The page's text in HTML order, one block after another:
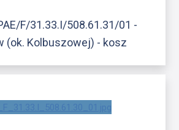
F/31.33.I/508.61.31/01 -
(ok. Kolbuszowej) - kosz